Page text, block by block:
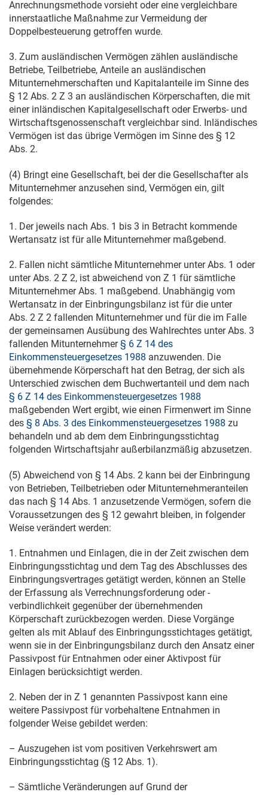
Anrechnungsmethode vorsieht oder eine vergleichbare
innerstaatliche Maßnahme zur Vermeidung der
Doppelbesteuerung getroffen wurde.
3. Zum ausländischen Vermögen zählen ausländische
Betriebe, Teilbetriebe, Anteile an ausländischen
Mitunternehmerschaften und Kapitalanteile im Sinne des
§ 12 Abs. 2 Z 3 an ausländischen Körperschaften, die mit
einer inländischen Kapitalgesellschaft oder Erwerbs- und
Wirtschaftsgenossenschaft vergleichbar sind. Inländisches
Vermögen ist das übrige Vermögen im Sinne des § 12
Abs. 2.
(4) Bringt eine Gesellschaft, bei der die Gesellschafter als
Mitunternehmer anzusehen sind, Vermögen ein, gilt
folgendes:
1. Der jeweils nach Abs. 1 bis 3 in Betracht kommende
Wertansatz ist für alle Mitunternehmer maßgebend.
2. Fallen nicht sämtliche Mitunternehmer unter Abs. 1 oder
unter Abs. 2 Z 2, ist abweichend von Z 1 für sämtliche
Mitunternehmer Abs. 1 maßgebend. Unabhängig vom
Wertansatz in der Einbringungsbilanz ist für die unter
Abs. 2 Z 2 fallenden Mitunternehmer und für die im Falle
der gemeinsamen Ausübung des Wahlrechtes unter Abs. 3
fallenden Mitunternehmer§ 6 Z 14 des
Einkommensteuergesetzes 1988 anzuwenden. Die
übernehmende Körperschaft hat den Betrag, der sich als
Unterschied zwischen dem Buchwertanteil und dem nach
§ 6 Z 14 des Einkommensteuergesetzes 1988
maßgebenden Wert ergibt, wie einen Firmenwert im Sinne
des § 8 Abs. 3 des Einkommensteuergesetzes 1988 zu
behandeln und ab dem dem Einbringungsstichtag
folgenden Wirtschaftsjahr außerbilanzmäßig abzusetzen.
(5) Abweichend von § 14 Abs. 2 kann bei der Einbringung
von Betrieben, Teilbetrieben oder Mitunternehmeranteilen
das nach § 14 Abs. 1 anzusetzende Vermögen, sofern die
Voraussetzungen des § 12 gewahrt bleiben, in folgender
Weise verändert werden:
1. Entnahmen und Einlagen, die in der Zeit zwischen dem
Einbringungsstichtag und dem Tag des Abschlusses des
Einbringungsvertrages getätigt werden, können an Stelle
der Erfassung als Verrechnungsforderung oder -
verbindlichkeit gegenüber der übernehmenden
Körperschaft zurückbezogen werden. Diese Vorgänge
gelten als mit Ablauf des Einbringungsstichtages getätigt,
wenn sie in der Einbringungsbilanz durch den Ansatz einer
Passivpost für Entnahmen oder einer Aktivpost für
Einlagen berücksichtigt werden.
2. Neben der in Z 1 genannten Passivpost kann eine
weitere Passivpost für vorbehaltene Entnahmen in
folgender Weise gebildet werden:
– Auszugehen ist vom positiven Verkehrswert am
Einbringungsstichtag (§ 12 Abs. 1).
– Sämtliche Veränderungen auf Grund der